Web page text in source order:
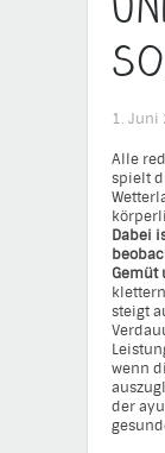
1. Juni
Alle
spielt
Dabei
Gemüt
steigt
wenn
der